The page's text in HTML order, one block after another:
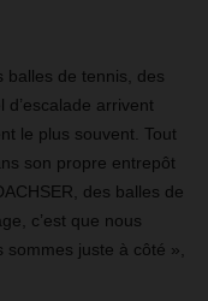
balles de tennis, des
arrivent
le plus souvent. Tout
son propre entrepôt
des balles de
c’est que nous
juste à côté »,